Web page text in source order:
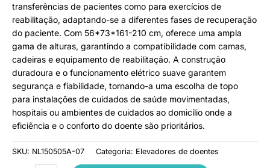
transferências de pacientes como para exercícios de
reabilitação, adaptando-se a diferentes fases de recuperação
do paciente. Com 56*73*161-210 cm, oferece uma ampla
gama de alturas, garantindo a compatibilidade com camas,
cadeiras e equipamento de reabilitação. A construção
duradoura e o funcionamento elétrico suave garantem
segurança e fiabilidade, tornando-a uma escolha de topo
para instalações de cuidados de saúde movimentadas,
hospitais ou ambientes de cuidados ao domicílio onde a
eficiência e o conforto do doente são prioritários.
SKU: NL150505A-07 Categoria: Elevadores de doentes